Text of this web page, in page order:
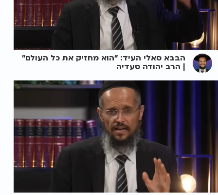
הבבא סאלי העיד: "הוא מחזיק את כל העולם"
| הרב יהודה סעדיה